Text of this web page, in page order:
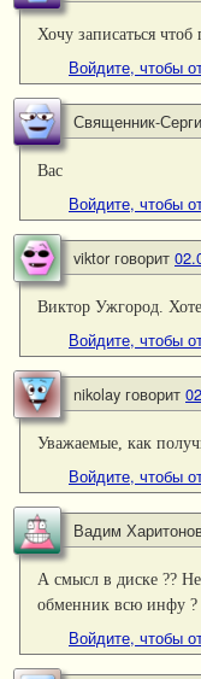
Хочу записаться
Войдите, чтобы
Священник-
Вас
Войдите, чтобы
viktor говорит
Виктор Ужгород.
Войдите, чтобы
nikolay говорит
Уважаемые, как
Войдите, чтобы
Вадим
А смысл в диске ??
обменник всю инфу ?
Войдите, чтобы